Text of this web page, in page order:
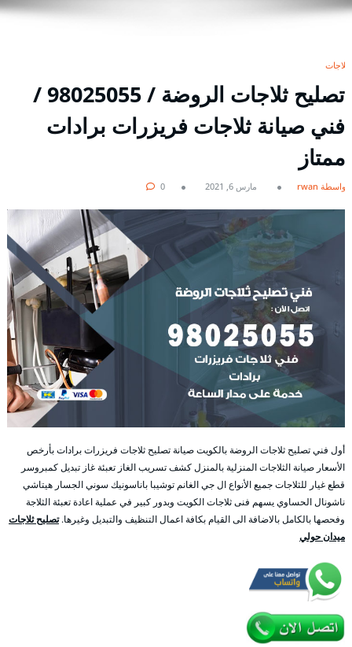
ثلاجات
تصليح ثلاجات الروضة / 98025055 /
فني صيانة ثلاجات فريزرات برادات
ممتاز
بواسطة rwan مارس 6, 2021 0
أول فني تصليح ثلاجات الروضة بالكويت صيانة تصليح ثلاجات فريزرات برادات بأرخص
الأسعار صيانة الثلاجات المنزلية بالمنزل كشف تسريب الغاز تعبئة غاز تبديل كمبروسر
قطع غيار للثلاجات جميع الأنواع ال جي الغانم توشيبا باناسونيك سوني الجسار هيتاشي
ناشونال الحساوي يسهم فنى ثلاجات الكويت وبدور كبير في عملية اعادة تعبئة الثلاجة
وفحصها بالكامل بالاضافة الى القيام بكافة اعمال التنظيف والتبديل وغيرها.تصليح ثلاجات
ميدان حولي